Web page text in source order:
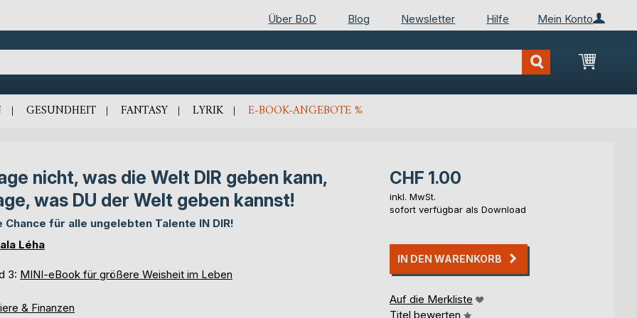
Mein Konto
Über BoD Blog Newsletter Hilfe
Mein
GESUNDHEIT FANTASY LYRIK E-BOOK-ANGEBOTE %
nicht, was die Welt DIR geben kann,
was DU der Welt geben kannst!
Chance für alle ungelebten Talente IN DIR!
Léha
3: MINI-eBook für größere Weisheit im Leben
& Finanzen
CHF 1.00
inkl. MwSt.
sofort verfügbar als Download
IN DEN WARENKORB
Auf die Merkliste
Titel bewerten